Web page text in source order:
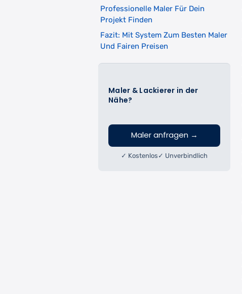
Maler & Lackierer in der
Nähe?
Maler anfragen →
✓ Kostenlos ✓ Unverbindlich
Professionelle Maler Für Dein
Projekt Finden
Fazit: Mit System Zum Besten Maler
Und Fairen Preisen